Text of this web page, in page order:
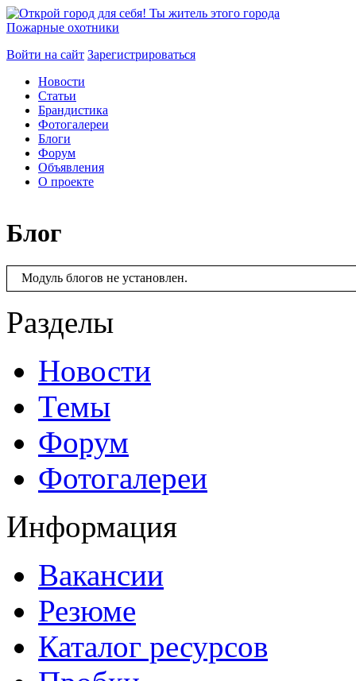
Пожарные охотники
Войти на сайт Зарегистрироваться
Новости
Статьи
Брандистика
Фотогалереи
Блоги
Форум
Объявления
О проекте
Блог
Модуль блогов не установлен.
Разделы
Новости
Темы
Форум
Фотогалереи
Информация
Вакансии
Резюме
Каталог ресурсов